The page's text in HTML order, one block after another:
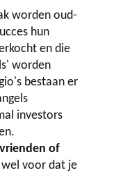
worden oud-
hun
en die
worden
bestaan er
investors
of
wel voor dat je